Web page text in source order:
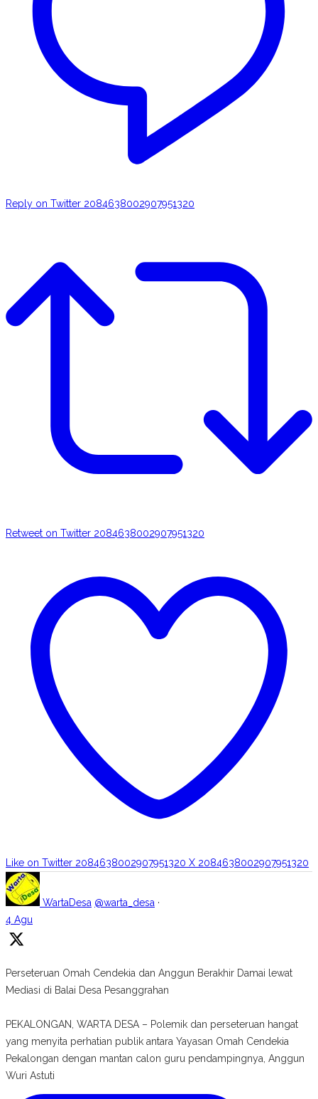
Reply on Twitter 2084638002907951320
Retweet on Twitter 2084638002907951320
Like on Twitter 2084638002907951320 X 2084638002907951320
WartaDesa @warta_desa ·
4 Agu
Perseteruan Omah Cendekia dan Anggun Berakhir Damai lewat
Mediasi di Balai Desa Pesanggrahan
PEKALONGAN, WARTA DESA – Polemik dan perseteruan hangat
yang menyita perhatian publik antara Yayasan Omah Cendekia
Pekalongan dengan mantan calon guru pendampingnya, Anggun
Wuri Astuti